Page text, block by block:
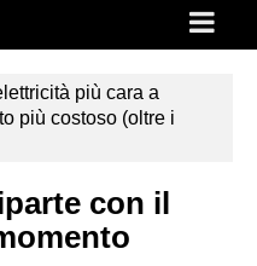
più cara a
più costoso (oltre i
con il